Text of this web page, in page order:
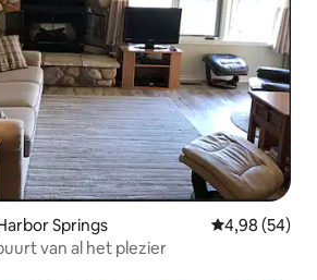
Springs Gemiddelde
4,98 (54)
van al het plezier